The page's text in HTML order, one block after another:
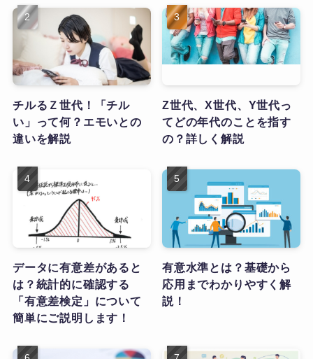
チルるＺ世代！「チル
い」って何？エモいとの
違いを解説
Z世代、X世代、Y世代っ
てどの年代のことを指す
の？詳しく解説
データに有意差があると
は？統計的に確認する
「有意差検定」について
簡単にご説明します！
有意水準とは？基礎から
応用までわかりやすく解
説！